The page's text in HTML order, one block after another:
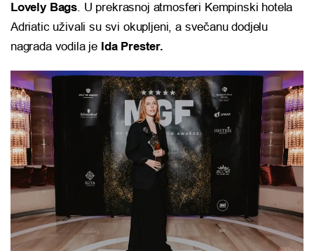
Lovely Bags. U prekrasnoj atmosferi Kempinski hotela
Adriatic uživali su svi okupljeni, a svečanu dodjelu
nagrada vodila je Ida Prester.